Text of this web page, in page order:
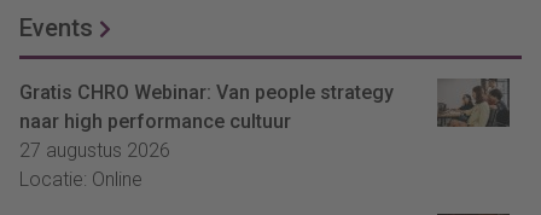
Events
Gratis CHRO Webinar: Van people strategy
naar high performance cultuur
27 augustus 2026
Locatie: Online